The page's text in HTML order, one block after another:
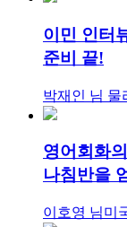
이민 인터
준비 끝!
박재인 님 물
영어회화의
나침반을
이호영 님미